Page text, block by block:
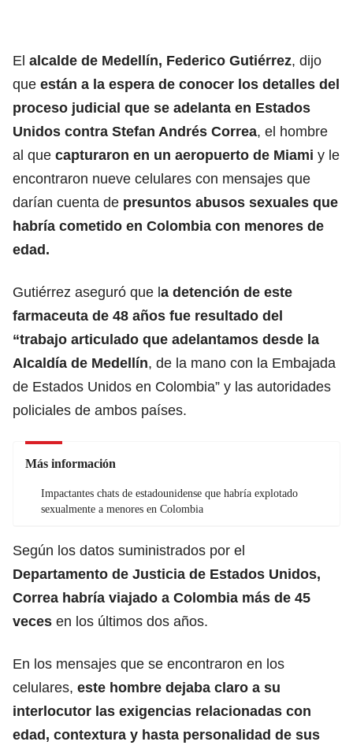
El alcalde de Medellín, Federico Gutiérrez, dijo
que están a la espera de conocer los detalles del
proceso judicial que se adelanta en Estados
Unidos contra Stefan Andrés Correa, el hombre
al que capturaron en un aeropuerto de Miami y le
encontraron nueve celulares con mensajes que
darían cuenta de presuntos abusos sexuales que
habría cometido en Colombia con menores de
edad.
Gutiérrez aseguró que la detención de este
farmaceuta de 48 años fue resultado del
“trabajo articulado que adelantamos desde la
Alcaldía de Medellín, de la mano con la Embajada
de Estados Unidos en Colombia” y las autoridades
policiales de ambos países.
Más información
Impactantes chats de estadounidense que habría explotado
sexualmente a menores en Colombia
Según los datos suministrados por el
Departamento de Justicia de Estados Unidos,
Correa habría viajado a Colombia más de 45
veces en los últimos dos años.
En los mensajes que se encontraron en los
celulares, este hombre dejaba claro a su
interlocutor las exigencias relacionadas con
edad, contextura y hasta personalidad de sus